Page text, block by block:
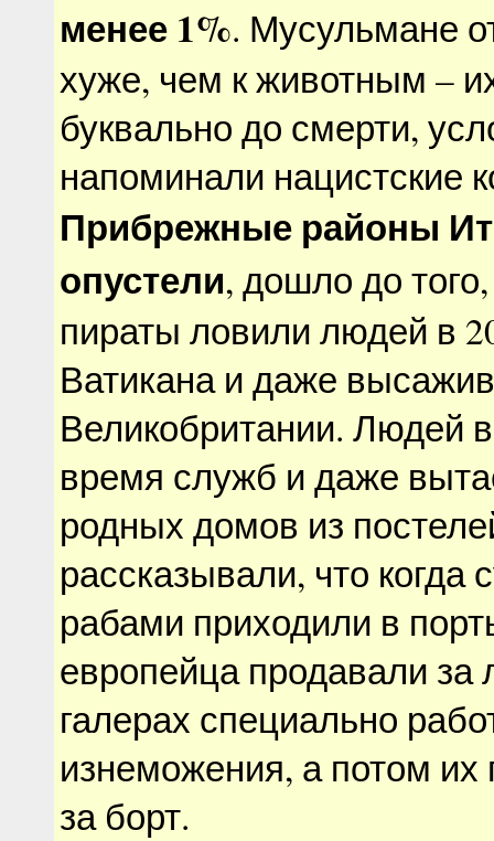
менее 1%. Мусульмане
хуже, чем к животным –
буквально до смерти,
напоминали нацистские
Прибрежные районы
опустели, дошло до
пираты ловили людей в
Ватикана и даже
Великобритании. Людей
время служб и даже
родных домов из
рассказывали, что когда
рабами приходили в
европейца продавали за
галерах специально
изнеможения, а потом
за борт.